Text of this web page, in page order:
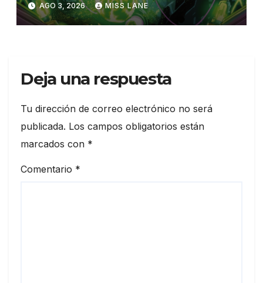
AGO 3, 2026 MISS LANE
Deja una respuesta
Tu dirección de correo electrónico no será
publicada. Los campos obligatorios están
marcados con *
Comentario *